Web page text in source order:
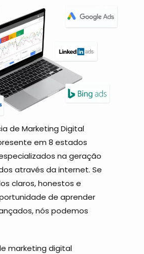
de Marketing Digital
em 8 estados
na geração
através da internet. Se
claros, honestos e
de aprender
nós podemos
marketing digital